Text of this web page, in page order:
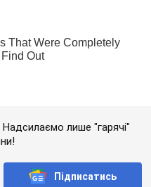
лише "гарячі"
Підписатись